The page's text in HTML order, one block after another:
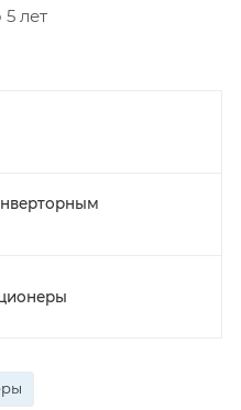
5 лет